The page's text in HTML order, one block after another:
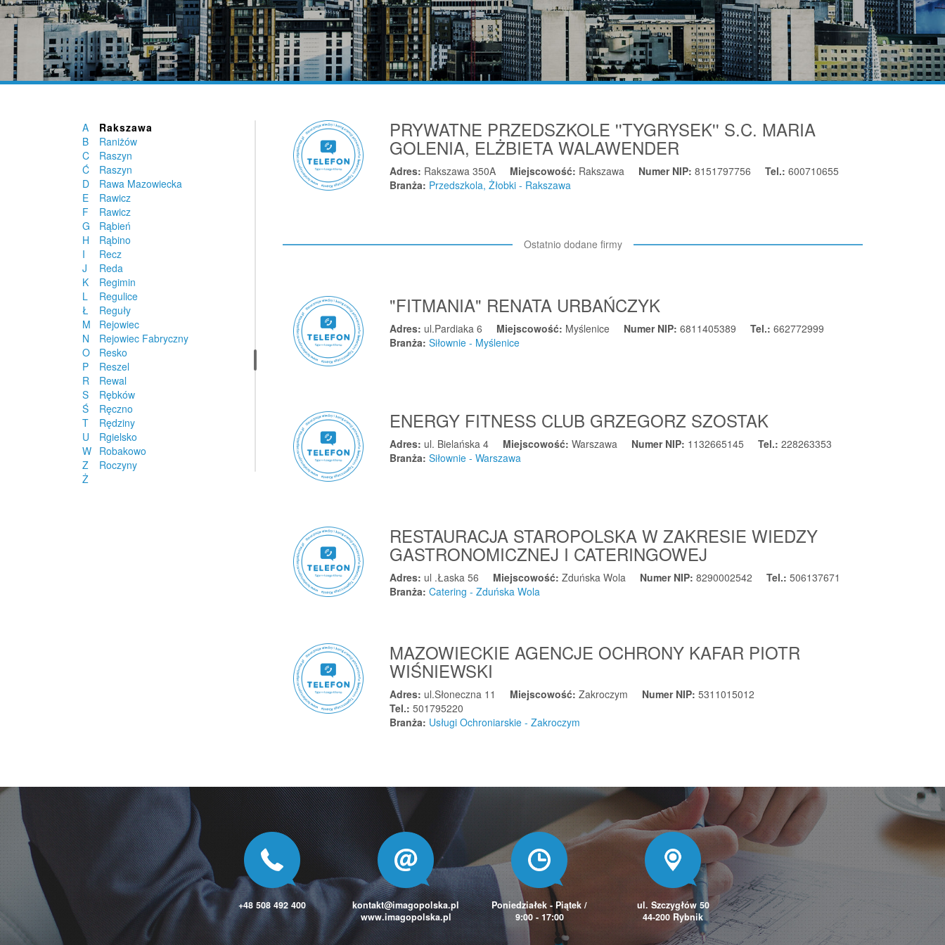
A
B
C
Ć
D
E
F
G
H
I
J
K
L
Ł
M
N
O
P
R
S
Ś
T
U
W
Z
Ż
Radzyń Podlaski
Rajcza
Rajgród
Rajgród
Rakoniewice
Rakoszyn
Rakszawa
Raniżów
Raszyn
Raszyn
Rawa Mazowiecka
Rawicz
Rawicz
Rąbień
Rąbino
Recz
Reda
Regimin
Regulice
Reguły
Rejowiec
Rejowiec Fabryczny
Resko
Reszel
Rewal
Rębków
Ręczno
Rędziny
Rgielsko
Robakowo
Roczyny
Ruda Maleniecka
Ruda Śląska
Ruda Talubska
Rudnik
Rudnik
Rudnik nad Sanem
Rudniki
Rudniki
PRYWATNE PRZEDSZKOLE ''TYGRYSEK'' S.C. MARIA
GOLENIA, ELŻBIETA WALAWENDER
Adres: Rakszawa 350A Miejscowość: Rakszawa Numer NIP:8151797756 Tel.:600710655
Branża: Przedszkola, Żłobki - Rakszawa
Ostatnio dodane firmy
"FITMANIA" RENATA URBAŃCZYK
Adres: ul.Pardiaka 6 Miejscowość: Myślenice Numer NIP:6811405389 Tel.:662772999
Branża:Siłownie - Myślenice
ENERGY FITNESS CLUB GRZEGORZ SZOSTAK
Adres: ul. Bielańska 4 Miejscowość:Warszawa Numer NIP: 1132665145 Tel.:228263353
Branża:Siłownie - Warszawa
RESTAURACJA STAROPOLSKA W ZAKRESIE WIEDZY
GASTRONOMICZNEJ I CATERINGOWEJ
Adres: ul .Łaska 56 Miejscowość:Zduńska Wola Numer NIP:8290002542 Tel.:506137671
Branża:Catering - Zduńska Wola
MAZOWIECKIE AGENCJE OCHRONY KAFAR PIOTR
WIŚNIEWSKI
Adres: ul.Słoneczna 11 Miejscowość:Zakroczym Numer NIP:5311015012
Tel.:501795220
Branża: Usługi Ochroniarskie - Zakroczym
+48 508 492 400
kontakt@imagopolska.pl
www.imagopolska.pl
Poniedziałek - Piątek /
9:00 - 17:00
ul. Szczygłów 50
44-200 Rybnik